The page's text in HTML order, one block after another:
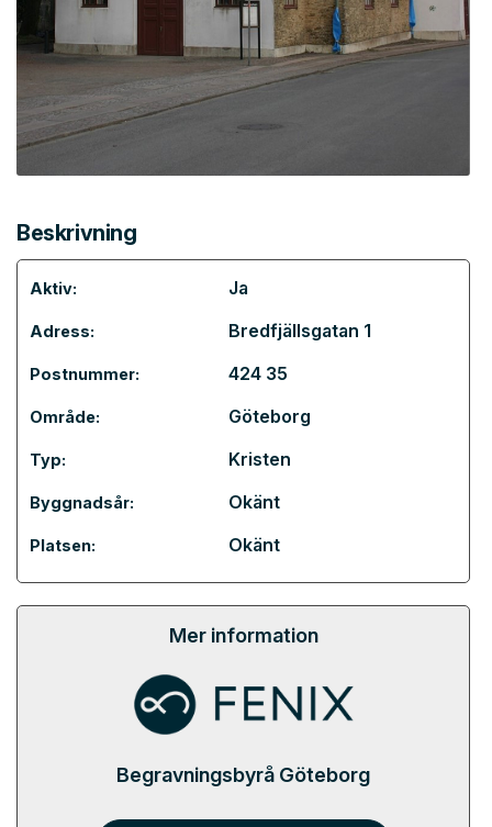
Beskrivning
Aktiv: Ja
Adress: Bredfjällsgatan 1
Postnummer: 424 35
Område: Göteborg
Typ: Kristen
Byggnadsår: Okänt
Platsen: Okänt
Mer information
Begravningsbyrå Göteborg